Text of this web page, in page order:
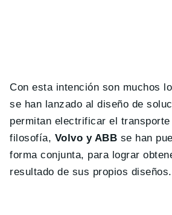
Con esta intención son muchos
se han lanzado al diseño de
permitan electrificar el
filosofía, Volvo y ABB se han
forma conjunta, para lograr
resultado de sus propios diseños.